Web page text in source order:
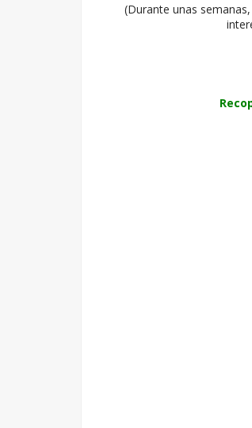
(Durante unas